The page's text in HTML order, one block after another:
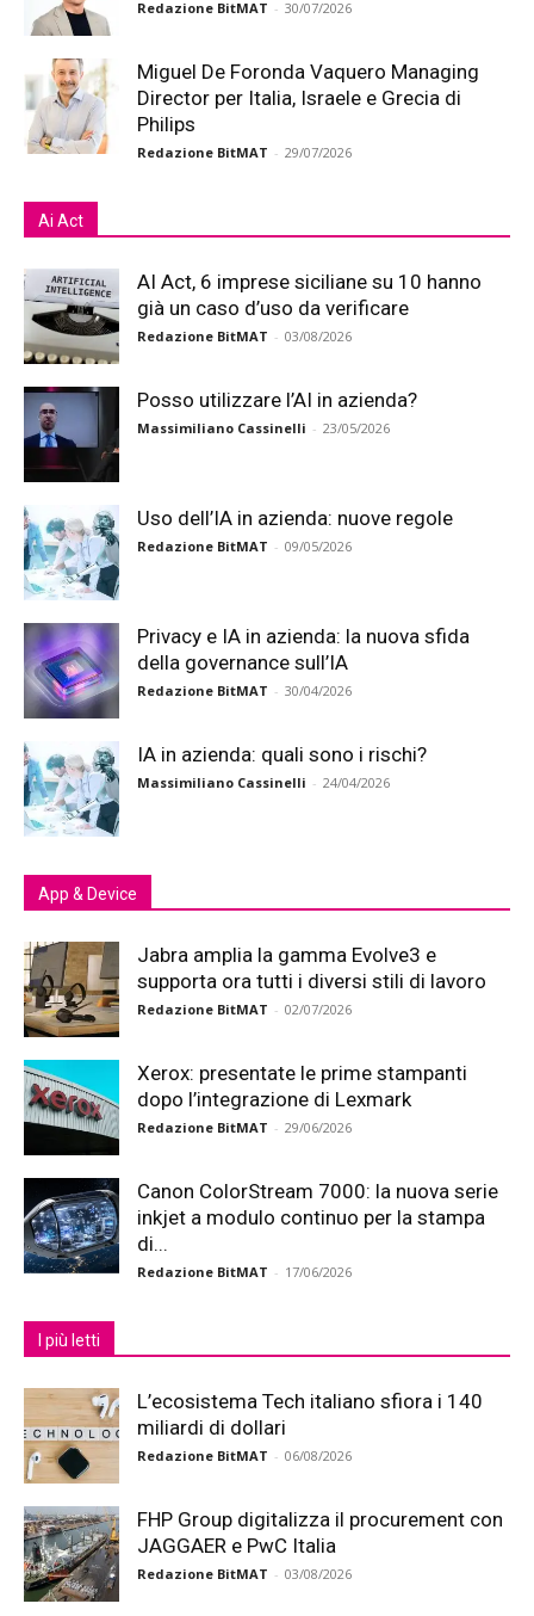
Redazione BitMAT - 30/07/2026
Miguel De Foronda Vaquero Managing
Director per Italia, Israele e Grecia di
Philips
Redazione BitMAT - 29/07/2026
Ai Act
AI Act, 6 imprese siciliane su 10 hanno
già un caso d’uso da verificare
Redazione BitMAT - 03/08/2026
Posso utilizzare l’AI in azienda?
Massimiliano Cassinelli - 23/05/2026
Uso dell’IA in azienda: nuove regole
Redazione BitMAT - 09/05/2026
Privacy e IA in azienda: la nuova sfida
della governance sull’IA
Redazione BitMAT - 30/04/2026
IA in azienda: quali sono i rischi?
Massimiliano Cassinelli - 24/04/2026
App & Device
Jabra amplia la gamma Evolve3 e
supporta ora tutti i diversi stili di lavoro
Redazione BitMAT - 02/07/2026
Xerox: presentate le prime stampanti
dopo l’integrazione di Lexmark
Redazione BitMAT - 29/06/2026
Canon ColorStream 7000: la nuova serie
inkjet a modulo continuo per la stampa
di...
Redazione BitMAT - 17/06/2026
I più letti
L’ecosistema Tech italiano sfiora i 140
miliardi di dollari
Redazione BitMAT - 06/08/2026
FHP Group digitalizza il procurement con
JAGGAER e PwC Italia
Redazione BitMAT - 03/08/2026